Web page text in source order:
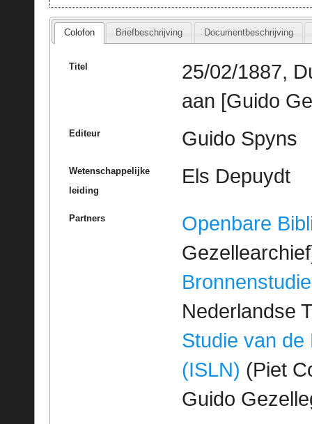
Colofon Briefbeschrijving Documentbeschrijving
Titel
25/02/1887,
aan [Guido
Editeur Guido Spyns
Wetenschappelijke
leiding
Els Depuydt
Partners
Openbare
Bronnenstudie
Nederlandse
Studie van de
(ISLN) (Piet
Guido